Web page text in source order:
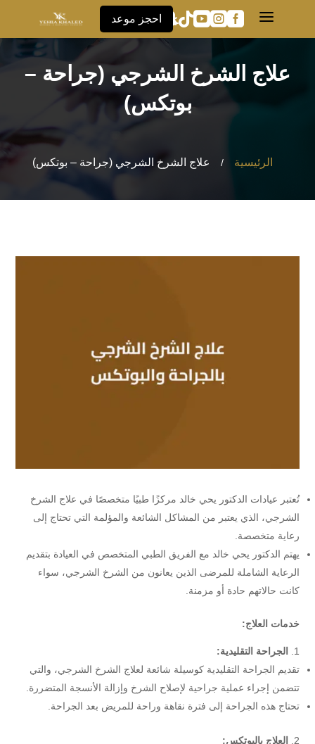
a




 احجز موعد
علاج الشرخ الشرجي (جراحة –
بوتكس)
الرئيسية / علاج الشرخ الشرجي (جراحة – بوتكس)
تُعتبر عيادات الدكتور يحي خالد مركزًا طبيًا متخصصًا في علاج الشرخ
الشرجي، الذي يعتبر من المشاكل الشائعة والمؤلمة التي تحتاج إلى
رعاية متخصصة.
يهتم الدكتور يحي خالد مع الفريق الطبي المتخصص في العيادة بتقديم
الرعاية الشاملة للمرضى الذين يعانون من الشرخ الشرجي، سواء
كانت حالاتهم حادة أو مزمنة.
خدمات العلاج:
الجراحة التقليدية:
تقديم الجراحة التقليدية كوسيلة شائعة لعلاج الشرخ الشرجي، والتي
تتضمن إجراء عملية جراحية لإصلاح الشرخ وإزالة الأنسجة المتضررة.
تحتاج هذه الجراحة إلى فترة نقاهة وراحة للمريض بعد الجراحة.
العلاج بالبوتكس: